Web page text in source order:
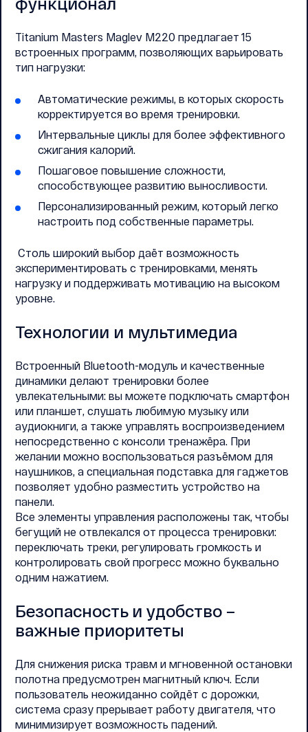
Titanium Masters Maglev M220 предлагает 15
встроенных программ, позволяющих варьировать
тип нагрузки:
Автоматические режимы, в которых скорость
корректируется во время тренировки.
Интервальные циклы для более эффективного
сжигания калорий.
Пошаговое повышение сложности,
способствующее развитию выносливости.
Персонализированный режим, который легко
настроить под собственные параметры.
Столь широкий выбор даёт возможность
экспериментировать с тренировками, менять
нагрузку и поддерживать мотивацию на высоком
уровне.
Технологии и мультимедиа
Встроенный Bluetooth-модуль и качественные
динамики делают тренировки более
увлекательными: вы можете подключать смартфон
или планшет, слушать любимую музыку или
аудиокниги, а также управлять воспроизведением
непосредственно с консоли тренажёра. При
желании можно воспользоваться разъёмом для
наушников, а специальная подставка для гаджетов
позволяет удобно разместить устройство на
панели.
Все элементы управления расположены так, чтобы
бегущий не отвлекался от процесса тренировки:
переключать треки, регулировать громкость и
контролировать свой прогресс можно буквально
одним нажатием.
Безопасность и удобство –
важные приоритеты
Для снижения риска травм и мгновенной остановки
полотна предусмотрен магнитный ключ. Если
пользователь неожиданно сойдёт с дорожки,
система сразу прерывает работу двигателя, что
минимизирует возможность падений.